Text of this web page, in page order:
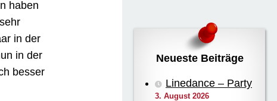
haben
in der
in der
besser
Neueste Beiträge
Linedance – Party
3. August 2026